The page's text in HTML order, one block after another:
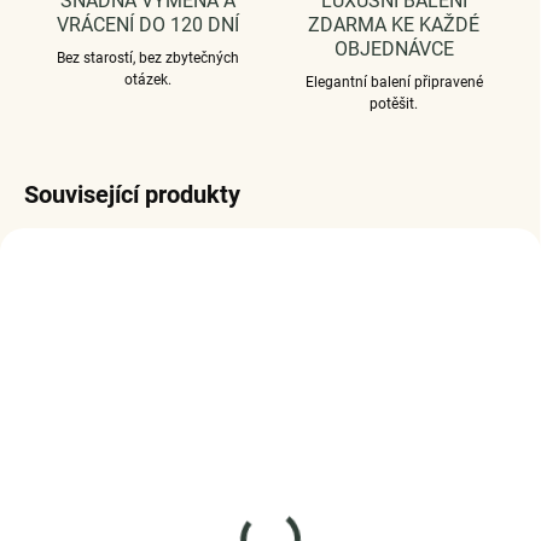
VRÁCENÍ DO 120 DNÍ
Bez starostí, bez zbytečných
otázek.
ZDARMA KE KAŽDÉ
OBJEDNÁVCE
Elegantní balení připravené
potěšit.
Související produkty